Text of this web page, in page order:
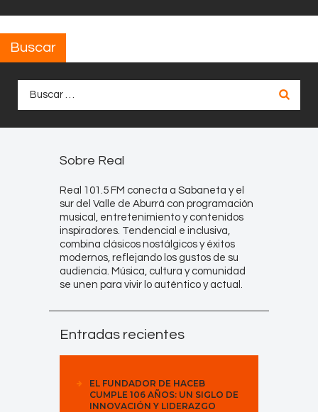
Buscar
Sobre Real
Real 101.5 FM conecta a Sabaneta y el
sur del Valle de Aburrá con programación
musical, entretenimiento y contenidos
inspiradores. Tendencial e inclusiva,
combina clásicos nostálgicos y éxitos
modernos, reflejando los gustos de su
audiencia. Música, cultura y comunidad
se unen para vivir lo auténtico y actual.
Entradas recientes
EL FUNDADOR DE HACEB
CUMPLE 106 AÑOS: UN SIGLO DE
INNOVACIÓN Y LIDERAZGO